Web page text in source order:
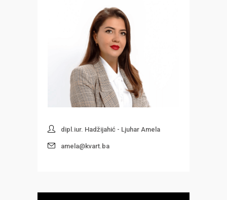
dipl.iur. Hadžijahić - Ljuhar Amela
amela@kvart.ba